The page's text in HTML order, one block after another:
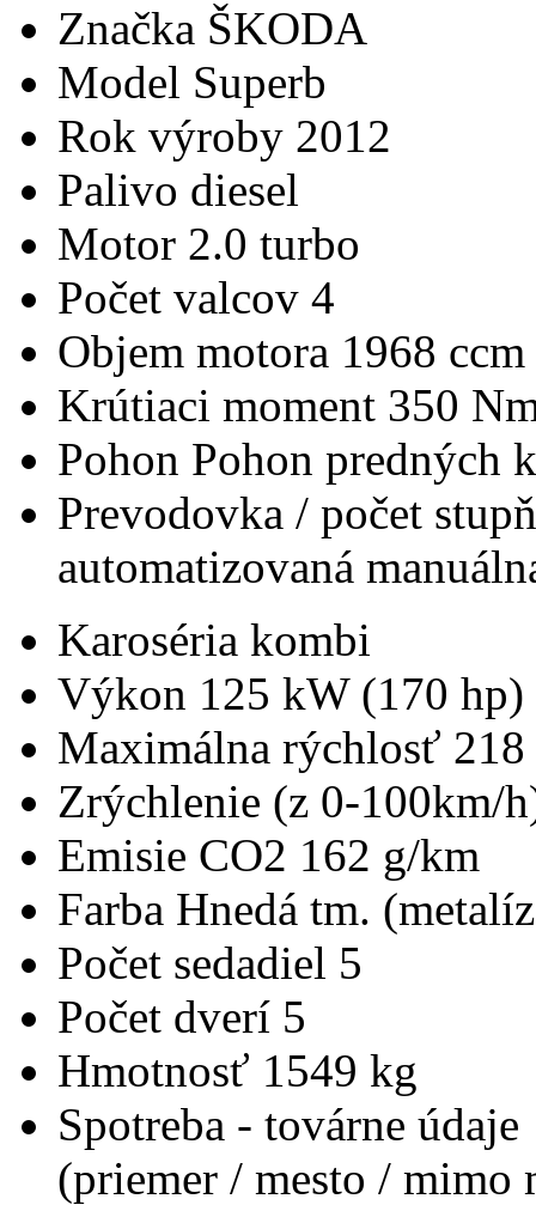
Značka ŠKODA
Model Superb
Rok výroby 2012
Palivo diesel
Motor 2.0 turbo
Počet valcov 4
Objem motora 1968 ccm
Krútiaci moment 350
Pohon Pohon predných
Prevodovka / počet
automatizovaná
Karoséria kombi
Výkon 125 kW (170 hp)
Maximálna rýchlosť
Zrýchlenie (z 0-100km/
Emisie CO2 162 g/km
Farba Hnedá tm.
Počet sedadiel 5
Počet dverí 5
Hmotnosť 1549 kg
Spotreba - továrne údaje
(priemer / mesto / mimo